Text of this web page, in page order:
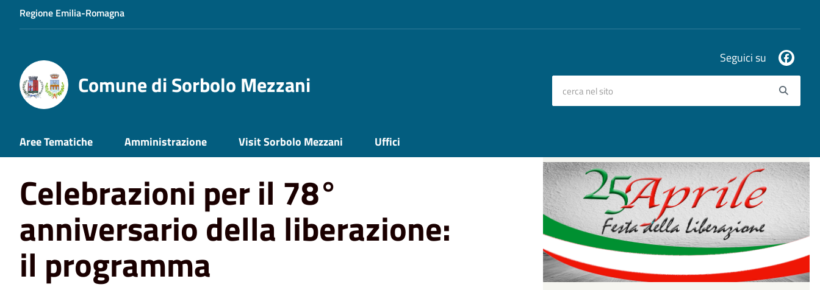
Regione Emilia-Romagna
Comune di Sorbolo Mezzani
Seguici su
Aree Tematiche Amministrazione Visit Sorbolo Mezzani Uffici
Home News Celebrazioni per il 78° anniversario della liberazione: il programma
Celebrazioni per il 78°
anniversario della liberazione:
il programma